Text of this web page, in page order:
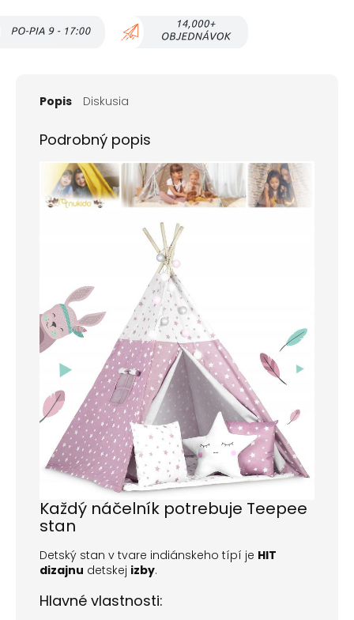
Popis Diskusia
Podrobný popis
Každý náčelník potrebuje Teepee
stan
Detský stan v tvare indiánskeho típí je HIT
dizajnu detskej izby.
Hlavné vlastnosti: